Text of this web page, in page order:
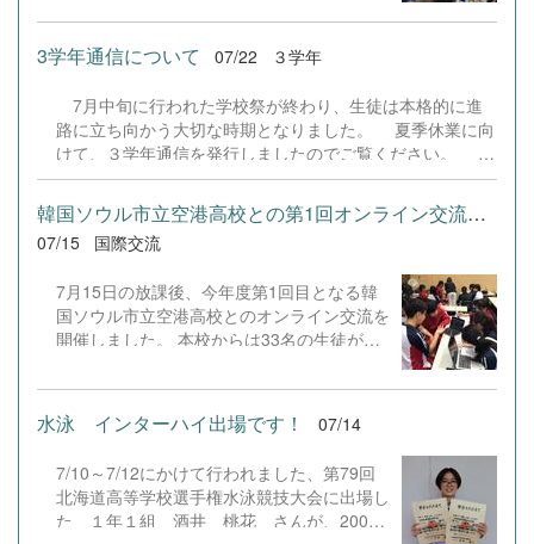
の探究をさらに深める手応えをつかんだ様子
の皆さまに心より感謝申し上げますととも
に、...
択。2日目（７／２２）は持ち寄ったアイデ
アをペアワークで検討し、「情景が浮かぶ
して表現を研ぎ澄ませ、全員が端末から社会
へ作品を提出しました。 また、本校で導
入している学習プラットフォーム
で伝わり方が大きく変わる面白さを知った」
「難しそうと思っていたが、自分の考えを形
からの助言を通して、自分にはない視点から
言葉を磨く大切さに気づけた」といった声が
集まるなど、自分の...
した。 5月にアラスカから帰国した石井さ
ん、8月からアラスカへの長期留学をスター
トさせる谷部さん、そして8月にアラスカへ
お話ししました。また、3人で校内を案内
し、バレー部や剣道部、全国大会に向けて練
習中の演劇部の練習を見学しました。
3学年通信について 07/22 ３学年
7月中旬に行われた学校祭が終わり、生徒は本格的に進
路に立ち向かう大切な時期となりました。 夏季休業に向
けて、３学年通信を発行しましたのでご覧ください。 今
回の内容は ①学校祭からの切り替え ②中間考査結果
について ③進路実現に向けて ④学校祭の記録 等の内
容になっています。 一読されお子様へ、叱咤激励してい
ただけると幸いです。 なお、閲覧にはパスワードが必要
です。パスワードは安心安全メールでご連絡していますの
で、ご確認ください。 3学年通信NO2 .pdf &nbsp;
韓国ソウル市立空港高校との第1回オンライン交流を実施しました
07/15 国際交流
7月15日の放課後、今年度第1回目となる韓
国ソウル市立空港高校とのオンライン交流を
開催しました。 本校からは33名の生徒が参
ました。生徒たちは、各自が事前に準備した
スライドを使って自己紹介のプレゼンテーシ
ョンに挑戦。韓国語や英語、日本語を織り交
コミュニケーションを図っていました。 今
後は9月と12月にも開催を予定しています。
この継続的な交流を通じて、両校生徒の親睦
水泳 インターハイ出場です！ 07/14
7/10～7/12にかけて行われました、第79回
北海道高等学校選手権水泳競技大会に出場し
た １年１組 酒井 桃花 さんが、200m